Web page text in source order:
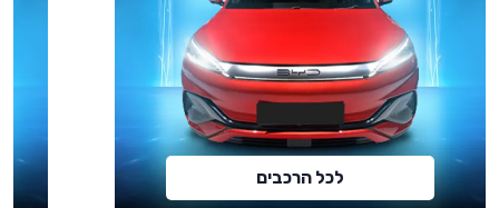
לכל הרכבים